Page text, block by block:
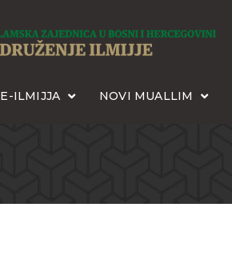
E-ILMIJJA NOVI MUALLIM